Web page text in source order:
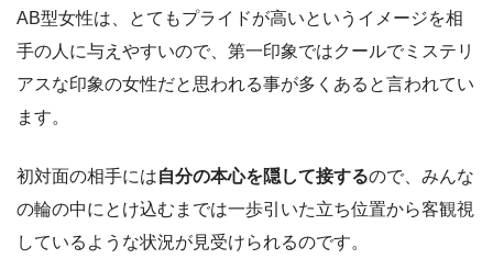
AB型女性は、とてもプライドが高いというイメージを相
手の人に与えやすいので、第一印象ではクールでミステリ
アスな印象の女性だと思われる事が多くあると言われてい
ます。
初対面の相手には自分の本心を隠して接するので、みんな
の輪の中にとけ込むまでは一歩引いた立ち位置から客観視
しているような状況が見受けられるのです。